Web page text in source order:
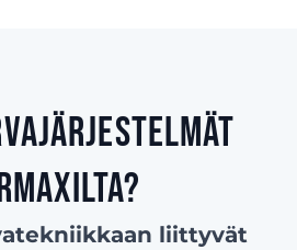
liittyvät